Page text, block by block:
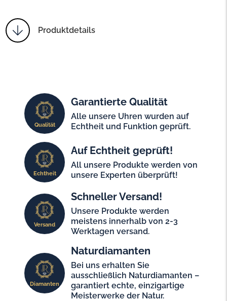
Produktdetails
Qualität
Garantierte Qualität
Alle unsere Uhren wurden auf
Echtheit und Funktion geprüft.
Echtheit
Auf Echtheit geprüft!
All unsere Produkte werden von
unsere Experten überprüft!
Versand
Schneller Versand!
Unsere Produkte werden
meistens innerhalb von 2-3
Werktagen versand.
Diamanten
Naturdiamanten
Bei uns erhalten Sie
ausschließlich Naturdiamanten –
garantiert echte, einzigartige
Meisterwerke der Natur.